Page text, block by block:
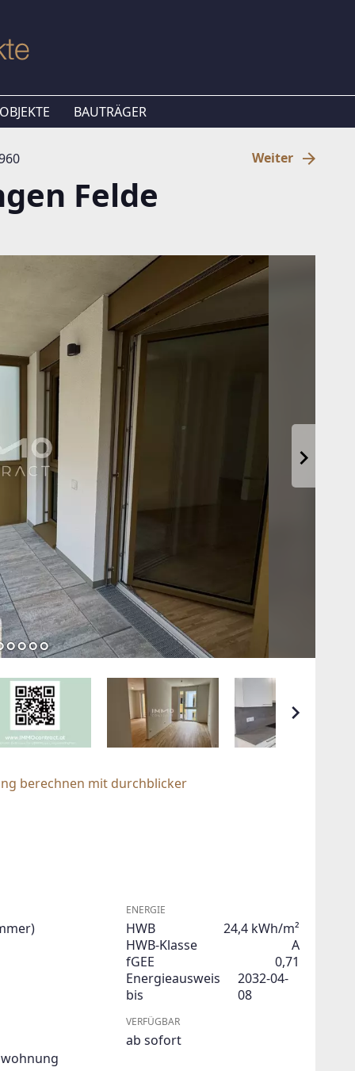
BAUTRÄGER
Weiter
Felde
berechnen mit durchblicker
ENERGIE
HWB
24,4 kWh/m²
HWB-Klasse
A
fGEE
0,71
Energieausweis
bis
2032-04-
08
VERFÜGBAR
ab sofort